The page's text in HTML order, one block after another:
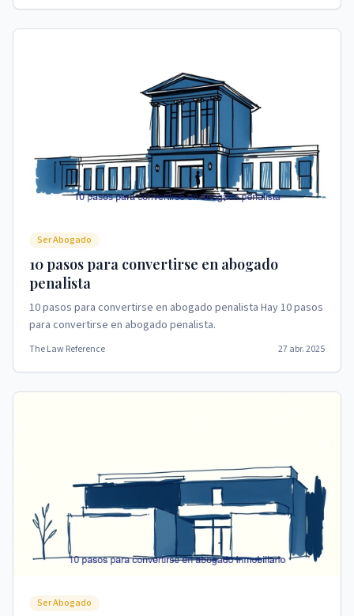
Ser Abogado
10 pasos para convertirse en abogado
penalista
10 pasos para convertirse en abogado penalista Hay 10 pasos
para convertirse en abogado penalista.
The Law Reference 27 abr. 2025
Ser Abogado